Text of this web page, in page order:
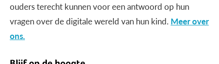
ouders terecht kunnen voor een antwoord op hun
vragen over de digitale wereld van hun kind. Meer over
ons.